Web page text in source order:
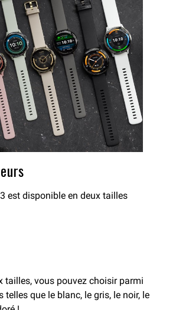
est disponible en deux tailles
tailles, vous pouvez choisir parmi
que le blanc, le gris, le noir, le